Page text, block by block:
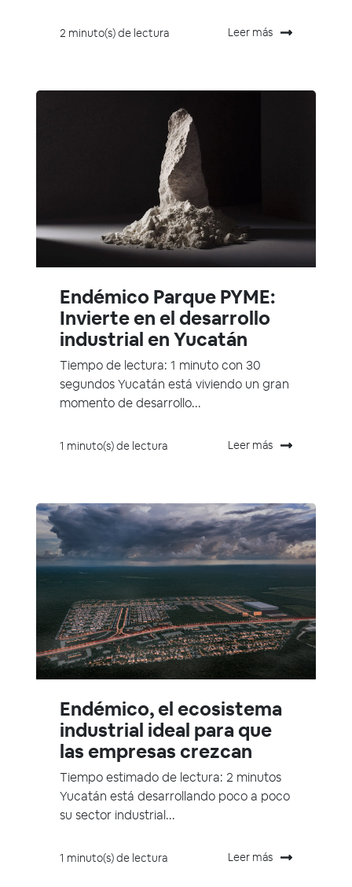
2 minuto(s) de lectura Leer más
Endémico Parque PYME:
Invierte en el desarrollo
industrial en Yucatán
Tiempo de lectura: 1 minuto con 30
segundos Yucatán está viviendo un gran
momento de desarrollo...
1 minuto(s) de lectura Leer más
Endémico, el ecosistema
industrial ideal para que
las empresas crezcan
Tiempo estimado de lectura: 2 minutos
Yucatán está desarrollando poco a poco
su sector industrial...
1 minuto(s) de lectura Leer más